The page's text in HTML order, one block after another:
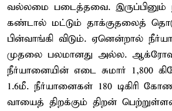
வல்லமை படைத்தவை.
கண்டால் மட்டும் தாக்குதலைத்
பின்வாங்கி விடும். ஏனென்றால்
முதலை பலமானது அல்ல.
நீர்யானையின் எடை சுமார் 1,800
1.6மீ. நீர்யானைகள் 180 டிகிரி
வாயைத் திறக்கும் திறன்